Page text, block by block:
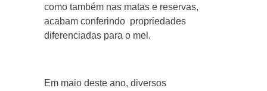
como também nas matas e reservas,
acabam conferindo propriedades
diferenciadas para o mel.
Em maio deste ano, diversos